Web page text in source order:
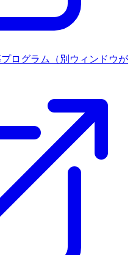
ログラム
（別ウィンドウが